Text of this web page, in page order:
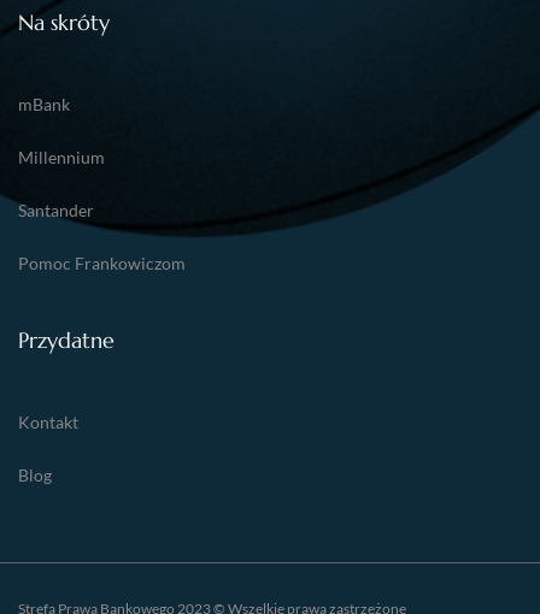
Na skróty
mBank
Millennium
Santander
Pomoc Frankowiczom
Przydatne
Kontakt
Blog
Strefa Prawa Bankowego 2023 © Wszelkie prawa zastrzeżone